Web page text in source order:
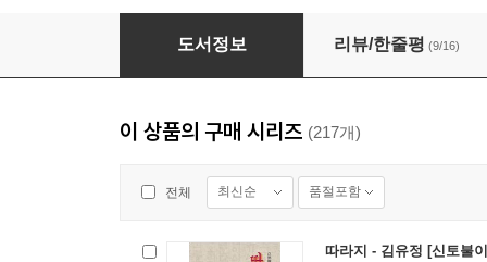
술 권하는 사회 - 현진건 [신토불이 우리문학
도서정보 리뷰/한줄평 (9/16)
이 상품의 구매 시리즈 (217개)
전체 최신순 품절포함
따라지 - 김유정 [신토불